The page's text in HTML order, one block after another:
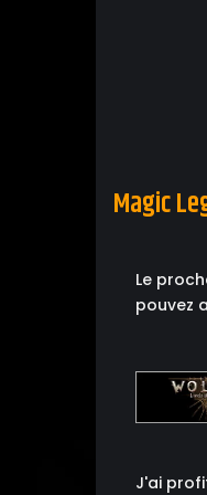
Magic
Le
pouvez
J'ai